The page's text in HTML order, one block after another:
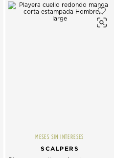
MESES SIN INTERESES
SCALPERS